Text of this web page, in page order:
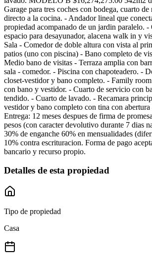
Garage para tres coches con bodega, cuarto de
directo a la cocina. - Andador lineal que
propiedad acompanado de un jardin paralelo.
espacio para desayunador, alacena walk in y
Sala - Comedor de doble altura con vista al
patios (uno con piscina) - Bano completo de
Medio bano de visitas - Terraza amplia con
sala - comedor. - Piscina con chapoteadero. -
closet-vestidor y bano completo. - Family
con bano y vestidor. - Cuarto de servicio con
tendido. - Cuarto de lavado. - Recamara
vestidor y bano completo con tina con abertura
Entrega: 12 meses despues de firma de
pesos (con caracter devolutivo durante 7 dias
30% de enganche 60% en mensualidades
10% contra escrituracion. Forma de pago
bancario y recurso propio.
Detalles de esta propiedad
Tipo de propiedad
Casa